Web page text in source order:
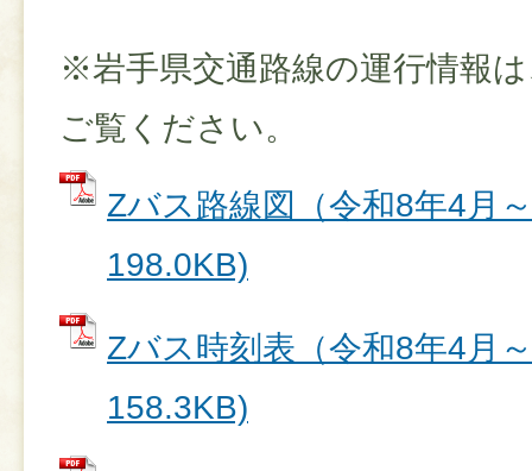
※岩手県交通路線の運行情報
ご覧ください。
Zバス路線図（令和8年4月
198.0KB)
Zバス時刻表（令和8年4月
158.3KB)